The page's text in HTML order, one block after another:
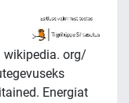
wikipedia. org/
Energiat